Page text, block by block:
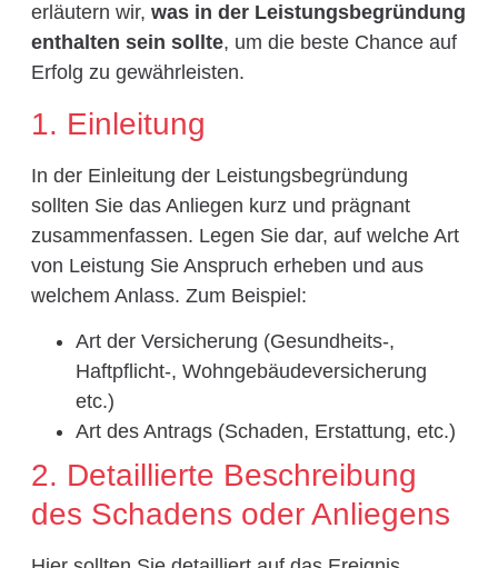
erläutern wir, was in der Leistungsbegründung
enthalten sein sollte, um die beste Chance auf
Erfolg zu gewährleisten.
1. Einleitung
In der Einleitung der Leistungsbegründung
sollten Sie das Anliegen kurz und prägnant
zusammenfassen. Legen Sie dar, auf welche Art
von Leistung Sie Anspruch erheben und aus
welchem Anlass. Zum Beispiel:
Art der Versicherung (Gesundheits-,
Haftpflicht-, Wohngebäudeversicherung
etc.)
Art des Antrags (Schaden, Erstattung, etc.)
2. Detaillierte Beschreibung
des Schadens oder Anliegens